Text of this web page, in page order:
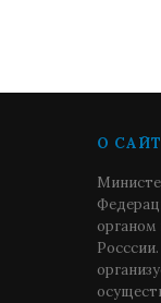
О
органом